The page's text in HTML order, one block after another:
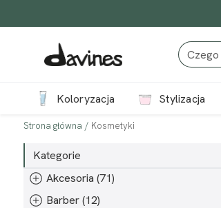
Koloryzacja Stylizacja
Kosmetyki
/
Kategorie
Akcesoria (71)
Barber (12)